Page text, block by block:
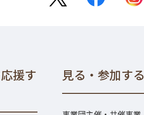
援す
見る・参加する